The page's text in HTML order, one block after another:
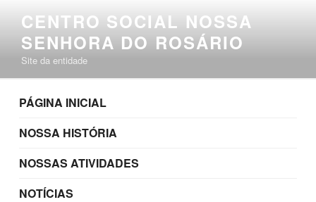
conteúdo
CENTRO SOCIAL NOSSA
SENHORA DO ROSÁRIO
Site da entidade
PÁGINA INICIAL
NOSSA HISTÓRIA
NOSSAS ATIVIDADES
NOTÍCIAS